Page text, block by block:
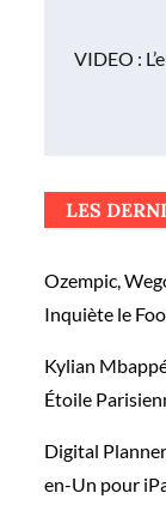
VIDEO :
LES
Ozempic,
Inquiète le
Kylian
Étoile
Digital
en-Un pour